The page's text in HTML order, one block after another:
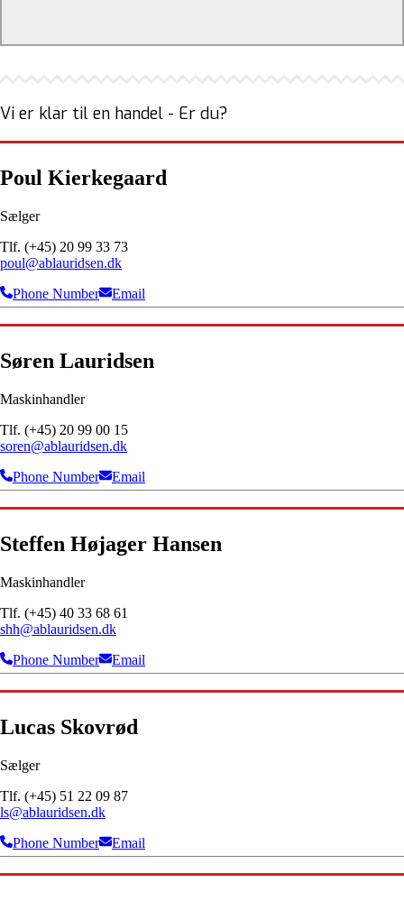
Vi er klar til en handel - Er du?
Poul Kierkegaard
Sælger
Tlf. (+45) 20 99 33 73
poul@ablauridsen.dk
Phone Number
Email
Søren Lauridsen
Maskinhandler
Tlf. (+45) 20 99 00 15
soren@ablauridsen.dk
Phone Number
Email
Steffen Højager Hansen
Maskinhandler
Tlf. (+45) 40 33 68 61
shh@ablauridsen.dk
Phone Number
Email
Lucas Skovrød
Sælger
Tlf. (+45) 51 22 09 87
ls@ablauridsen.dk
Phone Number
Email